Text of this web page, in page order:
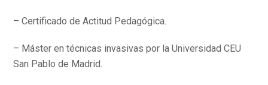
– Certificado de Actitud Pedagógica.
– Máster en técnicas invasivas por la Universidad CEU
San Pablo de Madrid.